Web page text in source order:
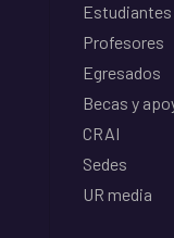
Estudiantes
Profesores
Egresados
Becas y
CRAI
Sedes
UR media